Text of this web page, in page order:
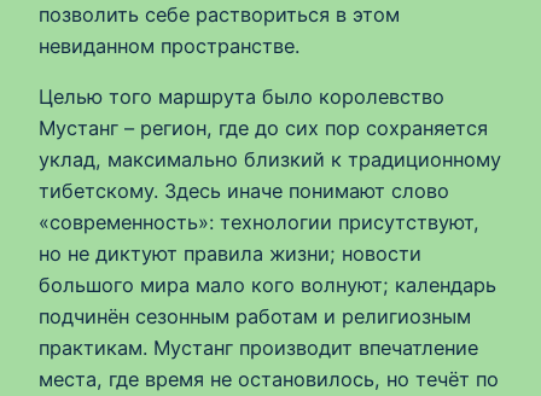
позволить себе раствориться в этом
невиданном пространстве.
Целью того маршрута было королевство
Мустанг – регион, где до сих пор сохраняется
уклад, максимально близкий к традиционному
тибетскому. Здесь иначе понимают слово
«современность»: технологии присутствуют,
но не диктуют правила жизни; новости
большого мира мало кого волнуют; календарь
подчинён сезонным работам и религиозным
практикам. Мустанг производит впечатление
места, где время не остановилось, но течёт по